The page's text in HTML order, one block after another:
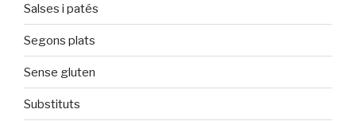
Salses i patés
Segons plats
Sense gluten
Substituts